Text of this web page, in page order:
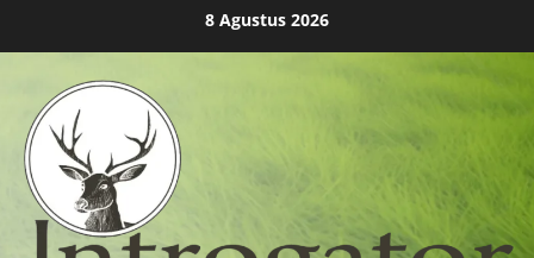
8 Agustus 2026